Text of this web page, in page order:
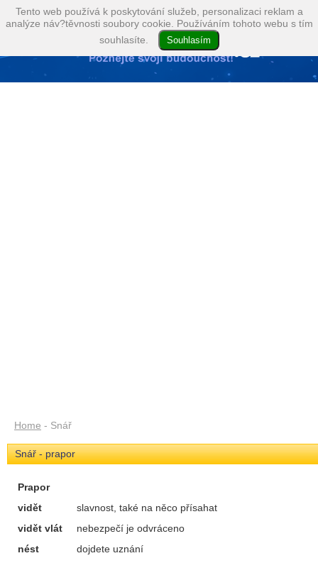
Home - Snář
Snář - prapor
Prapor
vidět
slavnost, také na něco přísahat
vidět vlát
nebezpečí je odvráceno
nést
dojdete uznání
Tento web používá k poskytování služeb, personalizaci reklam a
analýze náv?těvnosti soubory cookie. Používáním tohoto webu s tím
souhlasíte.